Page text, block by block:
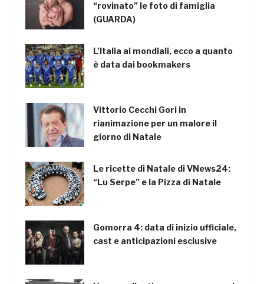
“rovinato” le foto di famiglia
(GUARDA)
L’Italia ai mondiali, ecco a quanto
è data dai bookmakers
Vittorio Cecchi Gori in
rianimazione per un malore il
giorno di Natale
Le ricette di Natale di VNews24:
“Lu Serpe” e la Pizza di Natale
Gomorra 4: data di inizio ufficiale,
cast e anticipazioni esclusive